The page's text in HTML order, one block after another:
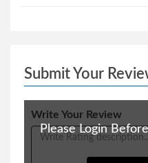
Submit Your
Write Your Review
Please Login